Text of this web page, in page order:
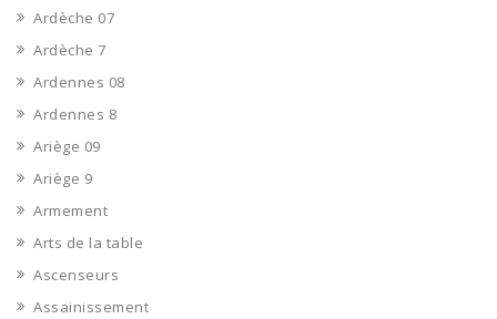
Ardèche 07
Ardèche 7
Ardennes 08
Ardennes 8
Ariège 09
Ariège 9
Armement
Arts de la table
Ascenseurs
Assainissement